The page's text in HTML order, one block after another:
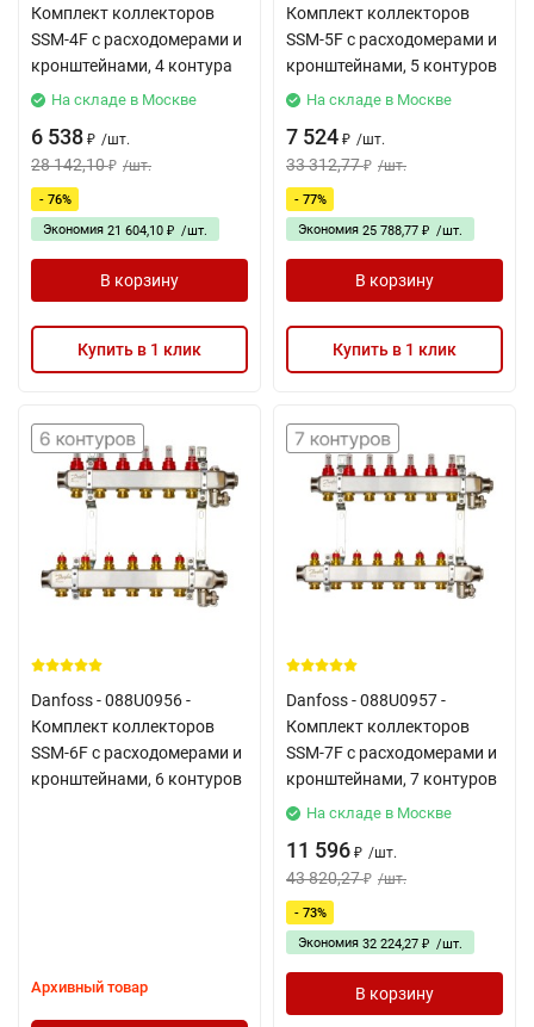
Комплект коллекторов
SSM-4F с расходомерами и
кронштейнами, 4 контура
На складе в Москве
6 538 ₽ /шт.
28 142,10 ₽ /шт.
- 76%
Экономия 21 604,10 ₽ /шт.
В корзину
Купить в 1 клик
Комплект коллекторов
SSM-5F с расходомерами и
кронштейнами, 5 контуров
На складе в Москве
7 524 ₽ /шт.
33 312,77 ₽ /шт.
- 77%
Экономия 25 788,77 ₽ /шт.
В корзину
Купить в 1 клик
Danfoss - 088U0956 -
Комплект коллекторов
SSM-6F с расходомерами и
кронштейнами, 6 контуров
Архивный товар
Danfoss - 088U0957 -
Комплект коллекторов
SSM-7F с расходомерами и
кронштейнами, 7 контуров
На складе в Москве
11 596 ₽ /шт.
43 820,27 ₽ /шт.
- 73%
Экономия 32 224,27 ₽ /шт.
В корзину